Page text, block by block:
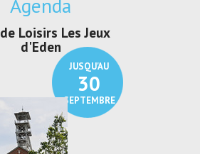
Agenda
JUSQU'AU
21
SEPTEMBRE
Exposition "Lucien Jonas -
Au pays du charbon ...